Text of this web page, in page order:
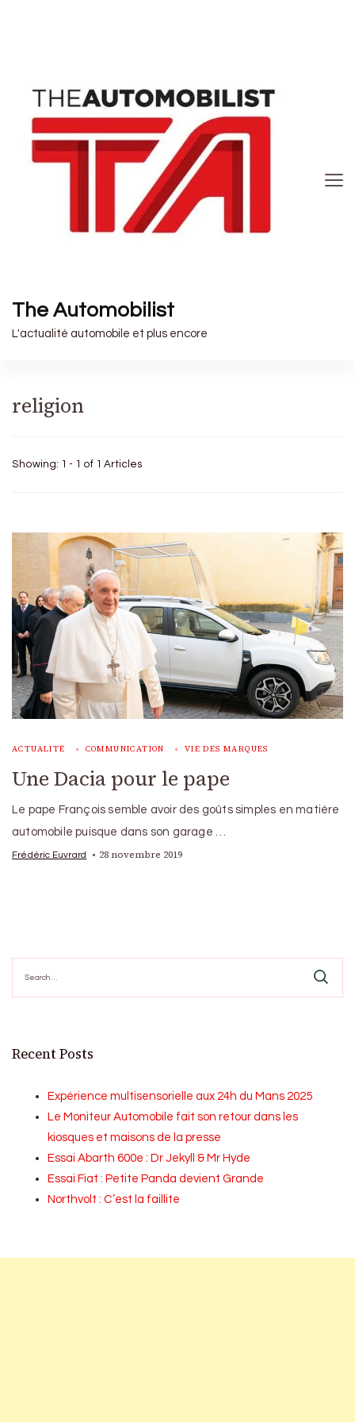
The Automobilist
L'actualité automobile et plus encore
religion
Showing: 1 - 1 of 1 Articles
ACTUALITÉ COMMUNICATION VIE DES MARQUES
Une Dacia pour le pape
Le pape François semble avoir des goûts simples en matière
automobile puisque dans son garage …
Frédéric Euvrard 28 novembre 2019
for:
Recent Posts
Expérience multisensorielle aux 24h du Mans 2025
Le Moniteur Automobile fait son retour dans les
kiosques et maisons de la presse
Essai Abarth 600e : Dr Jekyll & Mr Hyde
Essai Fiat : Petite Panda devient Grande
Northvolt : C’est la faillite